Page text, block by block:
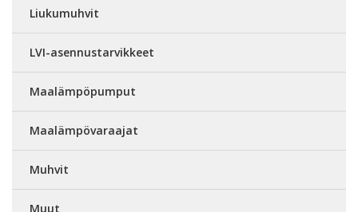
Liukumuhvit
LVI-asennustarvikkeet
Maalämpöpumput
Maalämpövaraajat
Muhvit
Muut